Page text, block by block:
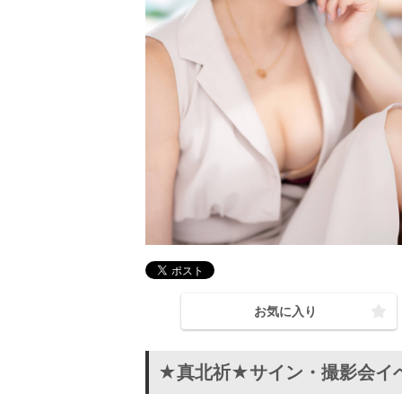
お気に入り
★真北祈★サイン・撮影会イ